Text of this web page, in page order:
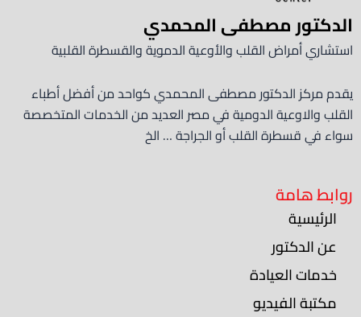
الدكتور مصطفى المحمدي
استشاري أمراض القلب والأوعية الدموية والقسطرة القلبية
يقدم مركز الدكتور مصطفى المحمدي كواحد من أفضل أطباء
القلب والاوعية الدومية في مصر العديد من الخدمات المتخصصة
سواء في قسطرة القلب أو الجراجة … الخ
روابط هامة
الرئيسية
عن الدكتور
خدمات العيادة
مكتبة الفيديو